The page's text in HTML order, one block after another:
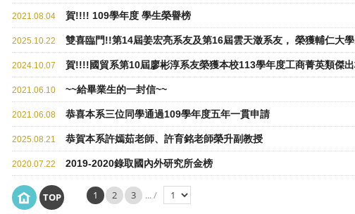
2021.08.04 賀!!!! 109學年度 學生榮譽榜
2025.10.22 雙喜臨門!!第14屆姜宏亮系友及第16屆雲天澂系友， 榮獲輔仁大
2024.10.07 賀!!!!國貿系第10屆廖彬淳系友榮獲本校113學年度工商菁英類傑
2021.06.10 ~~給畢業生的一封信~~
2021.06.08 恭喜本系三位同學通過109學年度五年一貫申請
2025.08.21 恭賀本系許嫣茹老師、許育銘老師榮升副教授
2020.07.22 2019-2020錄取國內外研究所金榜
TOP 1 2 3 ... /